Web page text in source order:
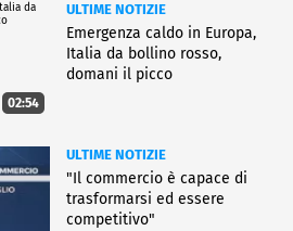
02:54
ULTIME NOTIZIE
Emergenza caldo in Europa,
Italia da bollino rosso,
domani il picco
ULTIME NOTIZIE
"Il commercio è capace di
trasformarsi ed essere
competitivo"